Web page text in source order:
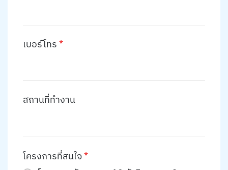
เบอร์โทร *
สถานที่ทำงาน
โครงการที่สนใจ*